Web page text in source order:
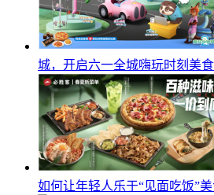
城，开启六一全城嗨玩时刻 美
如何让年轻人乐于“见面吃饭”